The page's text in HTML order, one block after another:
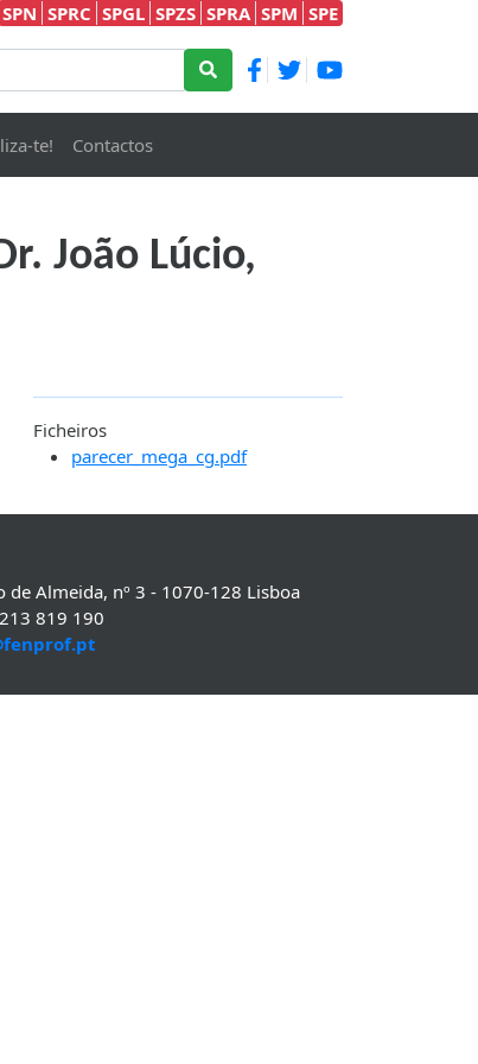
SPN SPRC SPGL SPZS SPRA SPM SPE
te! Contactos
João Lúcio,
Ficheiros
parecer_mega_cg.pdf
de Almeida, nº 3 - 1070-128 Lisboa
819 190